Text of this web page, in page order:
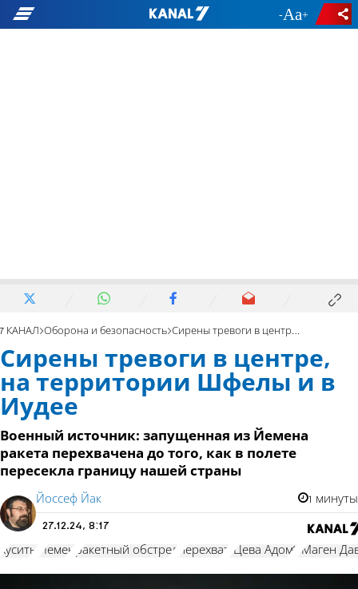
- +
7 КАНАЛ Оборона и безопасность Сирены тревоги в центре, на территории Шфелы и в Иудее
Сирены тревоги в центре,
на территории Шфелы и в
Иудее
Военный источник: запущенная из Йемена
ракета перехвачена до того, как в полете
пересекла границу нашей страны
Йоссеф Йак 1 минуты
27.12.24, 8:17
хуситы Йемен ракетный обстрел перехват "Цева Адом" "Маген